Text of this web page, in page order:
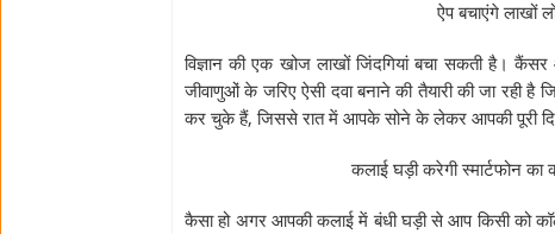
ऐप बचाएंगे लाखों
विज्ञान की एक खोज लाखों जिंदगियां बचा सकती है।
जीवाणुओं के जरिए ऐसी दवा बनाने की तैयारी की जा रही है
कर चुके हैं, जिससे रात में आपके सोने के लेकर आपकी पूरी
कलाई घड़ी करेगी स्मार्टफोन का
कैसा हो अगर आपकी कलाई में बंधी घड़ी से आप किसी को